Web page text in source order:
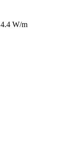
W/m